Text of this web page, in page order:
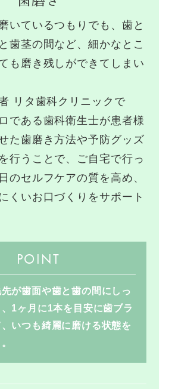
いているつもりでも、歯と
歯茎の間など、細かなとこ
も磨き残しができてしまい
リタ歯科クリニックで
である歯科衛生士が患者様
た歯磨き方法や予防グッズ
行うことで、ご自宅で行っ
のセルフケアの質を高め、
くいお口づくりをサポート
POINT
が歯面や歯と歯の間にしっ
1ヶ月に1本を目安に歯ブラ
いつも綺麗に磨ける状態を